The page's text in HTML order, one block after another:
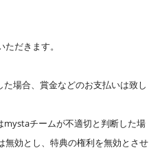
だきます。
場合、賞金などのお支払いは致し
チームが不適切と判断した場
無効とし、特典の権利を無効とさせ